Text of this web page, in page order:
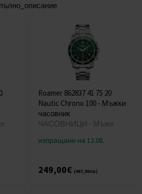
пълно_описание
Roamer 862837 41 75 20
Nautic Chrono 100 - Мъжки
часовник
ЧАСОВНИЦИ - Мъже
изпращане на 13.08.
249,00€ (487,00лв)